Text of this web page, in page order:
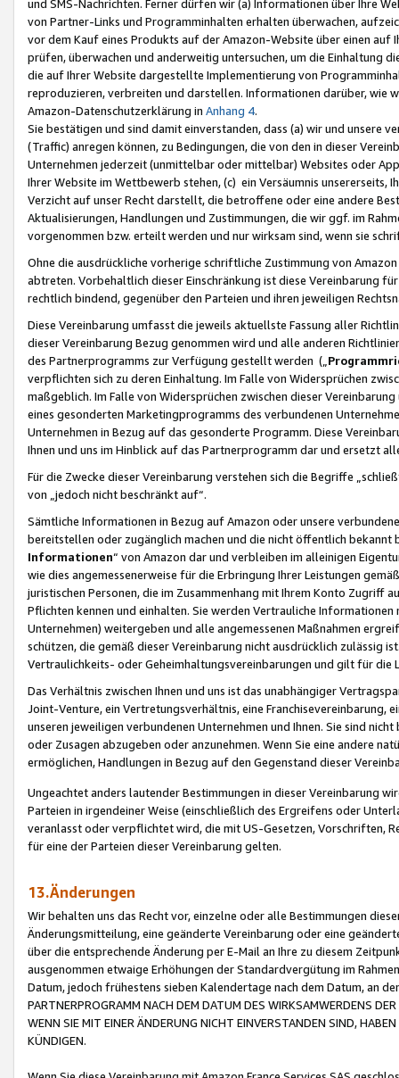
und SMS-Nachrichten. Ferner dürfen wir (a) Informationen über Ihre
von Partner-Links und Programminhalten erhalten überwachen,
vor dem Kauf eines Produkts auf der Amazon-Website über einen
prüfen, überwachen und anderweitig untersuchen, um die Einhaltung
die auf Ihrer Website dargestellte Implementierung von
reproduzieren, verbreiten und darstellen. Informationen darüber, wie
Amazon-Datenschutzerklärung in Anhang 4.
Sie bestätigen und sind damit einverstanden, dass (a) wir und
(Traffic) anregen können, zu Bedingungen, die von den in dieser
Unternehmen jederzeit (unmittelbar oder mittelbar) Websites oder
Ihrer Website im Wettbewerb stehen, (c) ein Versäumnis unsererseits,
Verzicht auf unser Recht darstellt, die betroffene oder eine andere
Aktualisierungen, Handlungen und Zustimmungen, die wir ggf. im
vorgenommen bzw. erteilt werden und nur wirksam sind, wenn sie
Ohne die ausdrückliche vorherige schriftliche Zustimmung von
abtreten. Vorbehaltlich dieser Einschränkung ist diese Vereinbarung
rechtlich bindend, gegenüber den Parteien und ihren jeweiligen
Diese Vereinbarung umfasst die jeweils aktuellste Fassung aller
dieser Vereinbarung Bezug genommen wird und alle anderen
des Partnerprogramms zur Verfügung gestellt werden („
verpflichten sich zu deren Einhaltung. Im Falle von Widersprüchen
maßgeblich. Im Falle von Widersprüchen zwischen dieser
eines gesonderten Marketingprogramms des verbundenen
Unternehmen in Bezug auf das gesonderte Programm. Diese
Ihnen und uns im Hinblick auf das Partnerprogramm dar und ersetzt
Für die Zwecke dieser Vereinbarung verstehen sich die Begriffe
von „jedoch nicht beschränkt auf“.
Sämtliche Informationen in Bezug auf Amazon oder unsere
bereitstellen oder zugänglich machen und die nicht öffentlich
Informationen“ von Amazon dar und verbleiben im alleinigen
wie dies angemessenerweise für die Erbringung Ihrer Leistungen
juristischen Personen, die im Zusammenhang mit Ihrem Konto
Pflichten kennen und einhalten. Sie werden Vertrauliche
Unternehmen) weitergeben und alle angemessenen Maßnahmen
schützen, die gemäß dieser Vereinbarung nicht ausdrücklich zulässig
Vertraulichkeits- oder Geheimhaltungsvereinbarungen und gilt für die
Das Verhältnis zwischen Ihnen und uns ist das unabhängiger
Joint-Venture, ein Vertretungsverhältnis, eine Franchisevereinbarung,
unseren jeweiligen verbundenen Unternehmen und Ihnen. Sie sind
oder Zusagen abzugeben oder anzunehmen. Wenn Sie eine andere
ermöglichen, Handlungen in Bezug auf den Gegenstand dieser
Ungeachtet anders lautender Bestimmungen in dieser Vereinbarung
Parteien in irgendeiner Weise (einschließlich des Ergreifens oder
veranlasst oder verpflichtet wird, die mit US-Gesetzen, Vorschriften,
für eine der Parteien dieser Vereinbarung gelten.
13.Änderungen
Wir behalten uns das Recht vor, einzelne oder alle Bestimmungen
Änderungsmitteilung, eine geänderte Vereinbarung oder eine
über die entsprechende Änderung per E-Mail an Ihre zu diesem
ausgenommen etwaige Erhöhungen der Standardvergütung im
Datum, jedoch frühestens sieben Kalendertage nach dem Datum, an
PARTNERPROGRAMM NACH DEM DATUM DES WIRKSAMWERDENS
WENN SIE MIT EINER ÄNDERUNG NICHT EINVERSTANDEN SIND,
KÜNDIGEN.